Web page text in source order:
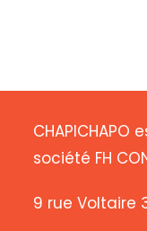
société FH
9 rue Voltaire